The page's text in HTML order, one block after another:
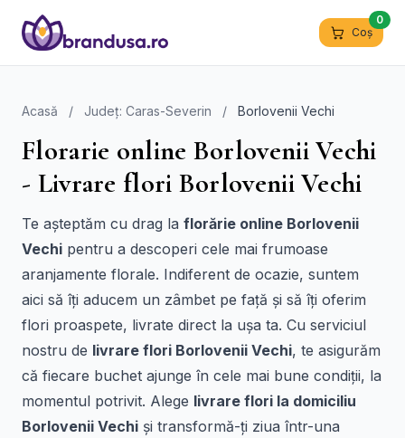
Coș
0
Acasă / Județ: Caras-Severin / Borlovenii Vechi
Florarie online Borlovenii Vechi
- Livrare flori Borlovenii Vechi
Te așteptăm cu drag la florărie online Borlovenii
Vechi pentru a descoperi cele mai frumoase
aranjamente florale. Indiferent de ocazie, suntem
aici să îți aducem un zâmbet pe față și să îți oferim
flori proaspete, livrate direct la ușa ta. Cu serviciul
nostru de livrare flori Borlovenii Vechi, te asigurăm
că fiecare buchet ajunge în cele mai bune condiții, la
momentul potrivit. Alege livrare flori la domiciliu
Borlovenii Vechi și transformă-ți ziua într-una